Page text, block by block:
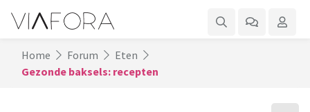
Home Forum
Eten
Gezonde baksels: recepten